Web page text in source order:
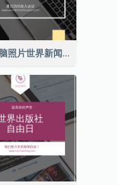
黄色电脑照片世界新闻自由日Instagram帖子